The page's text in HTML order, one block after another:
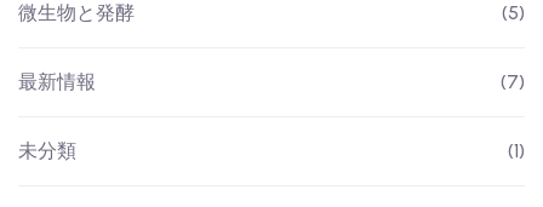
微生物と発酵 (5)
最新情報 (7)
未分類 (1)